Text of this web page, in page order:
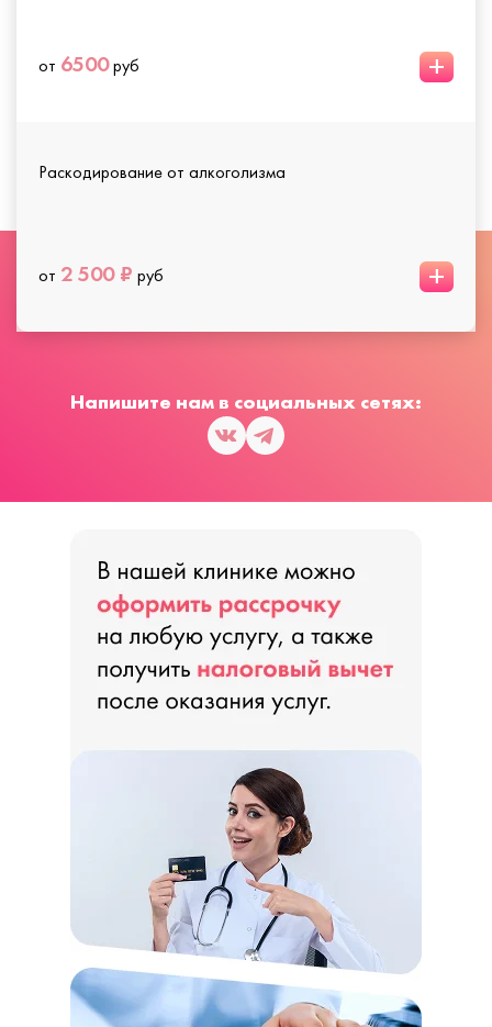
от 6500руб +
Раскодирование от алкоголизма
от 2 500 ₽ руб +
Напишите нам в социальных сетях: